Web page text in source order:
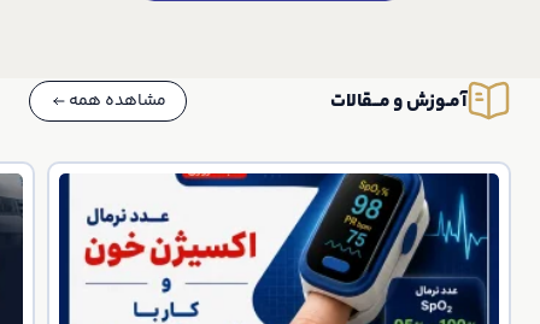
آمــوزش و مـــقالات مشاهده همه